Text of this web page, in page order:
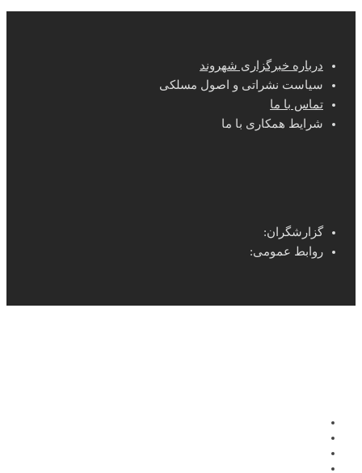
درباره خبرگزاری شهروند
سیاست نشراتی و اصول مسلکی
تماس با ما
شرایط همکاری با ما
گزارشگران:
روابط عمومی: